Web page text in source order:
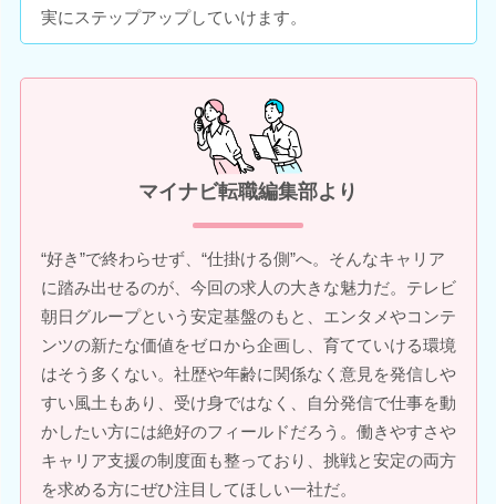
実にステップアップしていけます。
マイナビ転職編集部より
“好き”で終わらせず、“仕掛ける側”へ。そんなキャリア
に踏み出せるのが、今回の求人の大きな魅力だ。テレビ
朝日グループという安定基盤のもと、エンタメやコンテ
ンツの新たな価値をゼロから企画し、育てていける環境
はそう多くない。社歴や年齢に関係なく意見を発信しや
すい風土もあり、受け身ではなく、自分発信で仕事を動
かしたい方には絶好のフィールドだろう。働きやすさや
キャリア支援の制度面も整っており、挑戦と安定の両方
を求める方にぜひ注目してほしい一社だ。